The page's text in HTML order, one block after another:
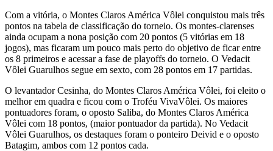
Com a vitória, o Montes Claros América Vôlei conquistou mais três
pontos na tabela de classificação do torneio. Os montes-clarenses
ainda ocupam a nona posição com 20 pontos (5 vitórias em 18
jogos), mas ficaram um pouco mais perto do objetivo de ficar entre
os 8 primeiros e acessar a fase de playoffs do torneio. O Vedacit
Vôlei Guarulhos segue em sexto, com 28 pontos em 17 partidas.
O levantador Cesinha, do Montes Claros América Vôlei, foi eleito o
melhor em quadra e ficou com o Troféu VivaVôlei. Os maiores
pontuadores foram, o oposto Saliba, do Montes Claros América
Vôlei com 18 pontos, (maior pontuador da partida). No Vedacit
Vôlei Guarulhos, os destaques foram o ponteiro Deivid e o oposto
Batagim, ambos com 12 pontos cada.